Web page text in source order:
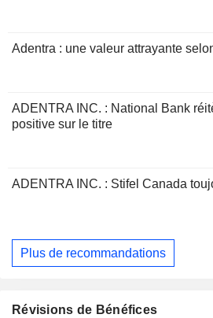
Adentra : une valeur attrayante
ADENTRA INC. : National Bank
positive sur le titre
ADENTRA INC. : Stifel Canada
Plus de recommandations
Révisions de Bénéfices